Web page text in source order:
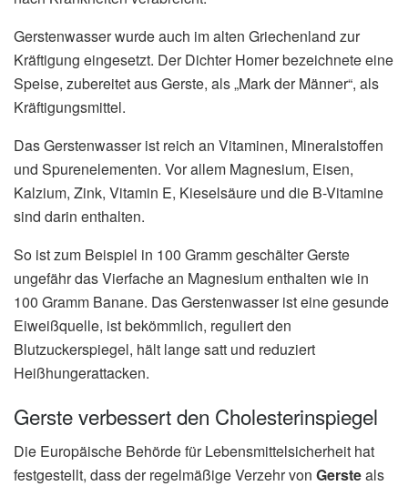
Gerstenwasser wurde auch im alten Griechenland zur
Kräftigung eingesetzt. Der Dichter Homer bezeichnete eine
Speise, zubereitet aus Gerste, als „Mark der Männer“, als
Kräftigungsmittel.
Das Gerstenwasser ist reich an Vitaminen, Mineralstoffen
und Spurenelementen. Vor allem Magnesium, Eisen,
Kalzium, Zink, Vitamin E, Kieselsäure und die B-Vitamine
sind darin enthalten.
So ist zum Beispiel in 100 Gramm geschälter Gerste
ungefähr das Vierfache an Magnesium enthalten wie in
100 Gramm Banane. Das Gerstenwasser ist eine gesunde
Eiweißquelle, ist bekömmlich, reguliert den
Blutzuckerspiegel, hält lange satt und reduziert
Heißhungerattacken.
Gerste verbessert den Cholesterinspiegel
Die Europäische Behörde für Lebensmittelsicherheit hat
festgestellt, dass der regelmäßige Verzehr von Gersteals